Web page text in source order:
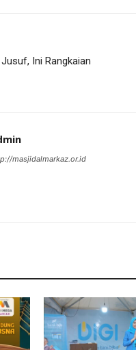
Ini Rangkaian
masjidalmarkaz.or.id